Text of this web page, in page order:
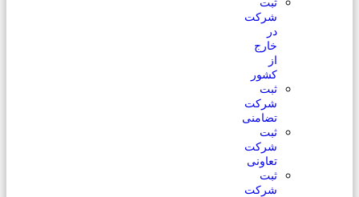
ثبت
شرکت
در
خارج
از
کشور
ثبت
شرکت
تضامنی
ثبت
شرکت
تعاونی
ثبت
شرکت